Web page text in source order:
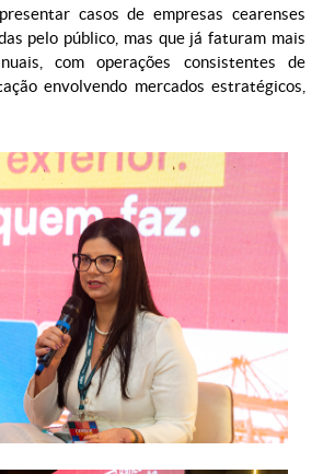
casos de empresas cearenses
pelo público, mas que já faturam mais
com operações consistentes de
envolvendo mercados estratégicos,